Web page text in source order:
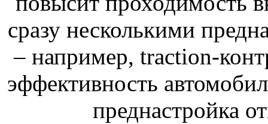
сразу несколькими
– например, traction-
эффективность
преднастройка